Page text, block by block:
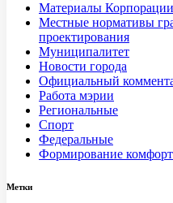
Материалы
Местные нормативы
проектирования
Муниципалитет
Новости города
Официальный
Работа мэрии
Региональные
Спорт
Федеральные
Формирование
Метки